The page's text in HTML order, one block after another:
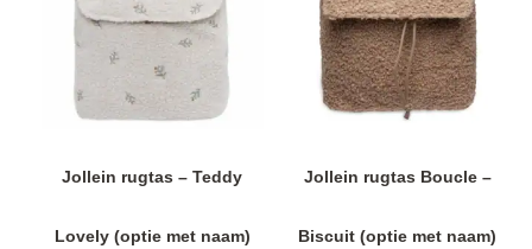
Jollein rugtas – Teddy
Lovely (optie met naam)
Jollein rugtas Boucle –
Biscuit (optie met naam)